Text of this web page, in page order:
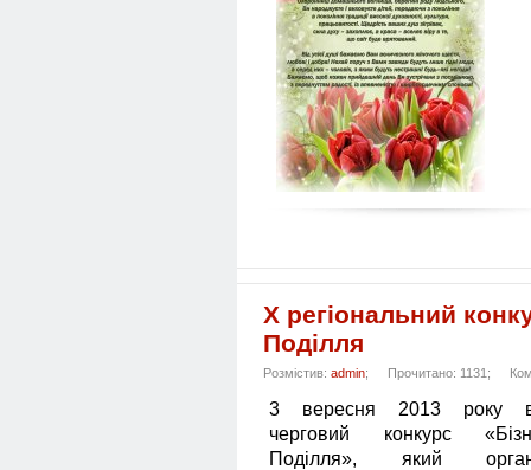
Х регіональний
Поділля
Розмістив: admin; Прочитано: 1131;
3 вересня 2013 року
черговий конкурс
Поділля», який